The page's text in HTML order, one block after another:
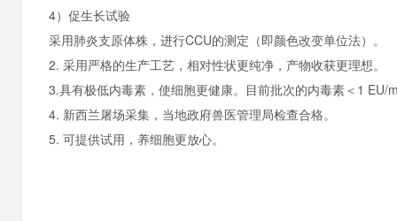
4）促生长试验
采用肺炎支原体株，进行CCU的测定（即颜色改变单位法）。
2. 采用严格的生产工艺，相对性状更纯净，产物收获更理想。
3.具有极低内毒素，使细胞更健康。目前批次的内毒素＜1 EU/
4. 新西兰屠场采集，当地政府兽医管理局检查合格。
5. 可提供试用，养细胞更放心。